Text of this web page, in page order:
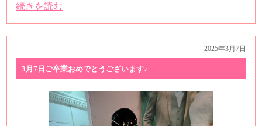
続きを読む
2025年3月7日
3月7日ご卒業おめでとうございます♪